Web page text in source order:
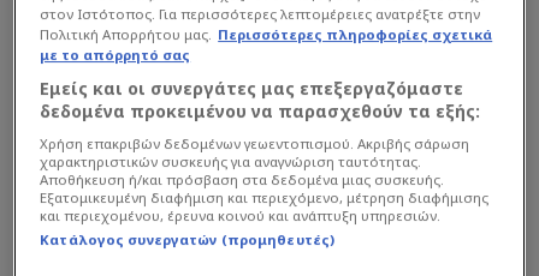
Μαρούσι είχε ήδη προαναγγείλει ότι θα κινηθεί
νομικά, έπειτα από τη δημόσια τοποθέτηση του
Ντικούδη, η οποία θεωρήθηκε από την πλευρά
της ομάδας ως προσωπική επίθεση προς τον
Έλληνα τεχνικό.
Διαβάστε επίσης...
Nέα “καρφιά”
στον Ιστότοπος. Για περισσότερες λεπτομέρειες ανατρέξτε στην
Πολιτική Απορρήτου μας. Περισσότερες πληροφορίες σχετικά
με το απόρρητό σας
Εμείς και οι συνεργάτες μας επεξεργαζόμαστε
δεδομένα προκειμένου να παρασχεθούν τα εξής:
Χρήση επακριβών δεδομένων γεωεντοπισμού. Ακριβής σάρωση
χαρακτηριστικών συσκευής για αναγνώριση ταυτότητας.
Αποθήκευση ή/και πρόσβαση στα δεδομένα μιας συσκευής.
Εξατομικευμένη διαφήμιση και περιεχόμενο, μέτρηση διαφήμισης
και περιεχομένου, έρευνα κοινού και ανάπτυξη υπηρεσιών.
Κατάλογος συνεργατών (προμηθευτές)